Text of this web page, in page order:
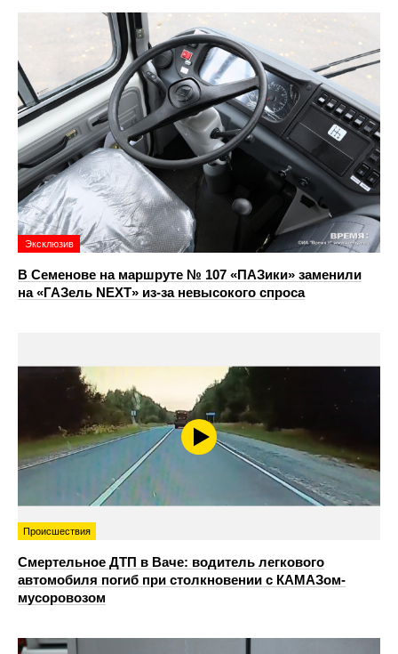
Эксклюзив
В Семенове на маршруте № 107 «ПАЗики» заменили
на «ГАЗель NEXT» из‑за невысокого спроса
Происшествия
Смертельное ДТП в Ваче: водитель легкового
автомобиля погиб при столкновении с КАМАЗом-
мусоровозом